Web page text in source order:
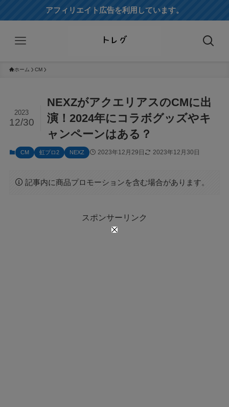
アフィリエイト広告を利用しています。
ホーム CM
NEXZがアクエリアスのCMに出
演！2024年にコラボグッズやキ
ャンペーンはある？
2023
12/30
CM 虹プロ2 NEXZ 2023年12月29日 2023年12月30日
記事内に商品プロモーションを含む場合があります。
スポンサーリンク